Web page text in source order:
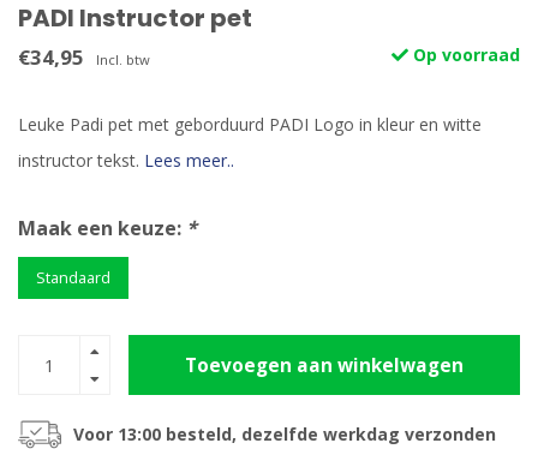
PADI Instructor pet
€34,95 Incl. btw Op voorraad
Leuke Padi pet met geborduurd PADI Logo in kleur en witte
instructor tekst. Lees meer..
Maak een keuze: *
Standaard
Toevoegen aan winkelwagen
Voor 13:00 besteld, dezelfde werkdag verzonden